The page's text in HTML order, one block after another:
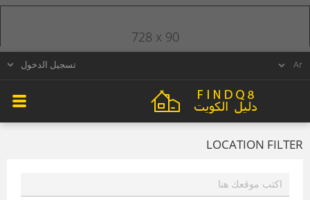
تسجيل الدخول
LOCATION FILTER
728 x 90